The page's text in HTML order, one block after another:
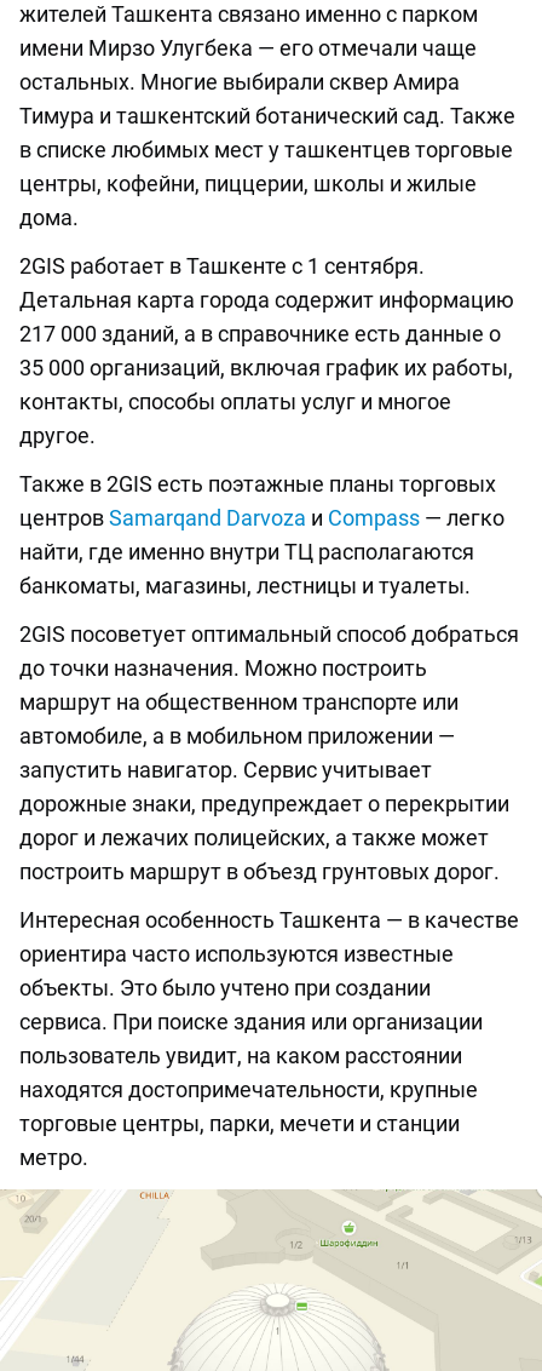
жителей Ташкента связано именно с парком
имени Мирзо Улугбека — его отмечали чаще
остальных. Многие выбирали сквер Амира
Тимура и ташкентский ботанический сад. Также
в списке любимых мест у ташкентцев торговые
центры, кофейни, пиццерии, школы и жилые
дома.
2GIS работает в Ташкенте с 1 сентября.
Детальная карта города содержит информацию
217 000 зданий, а в справочнике есть данные о
35 000 организаций, включая график их работы,
контакты, способы оплаты услуг и многое
другое.
Также в 2GIS есть поэтажные планы торговых
центровSamarqand Darvoza и Compass — легко
найти, где именно внутри ТЦ располагаются
банкоматы, магазины, лестницы и туалеты.
2GIS посоветует оптимальный способ добраться
до точки назначения. Можно построить
маршрут на общественном транспорте или
автомобиле, а в мобильном приложении —
запустить навигатор. Сервис учитывает
дорожные знаки, предупреждает о перекрытии
дорог и лежачих полицейских, а также может
построить маршрут в объезд грунтовых дорог.
Интересная особенность Ташкента — в качестве
ориентира часто используются известные
объекты. Это было учтено при создании
сервиса. При поиске здания или организации
пользователь увидит, на каком расстоянии
находятся достопримечательности, крупные
торговые центры, парки, мечети и станции
метро.